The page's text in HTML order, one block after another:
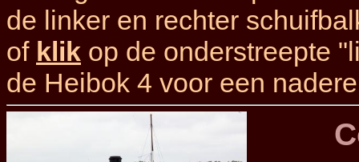
de linker en rechter
of klik op de onderstreepte
de Heibok 4 voor een